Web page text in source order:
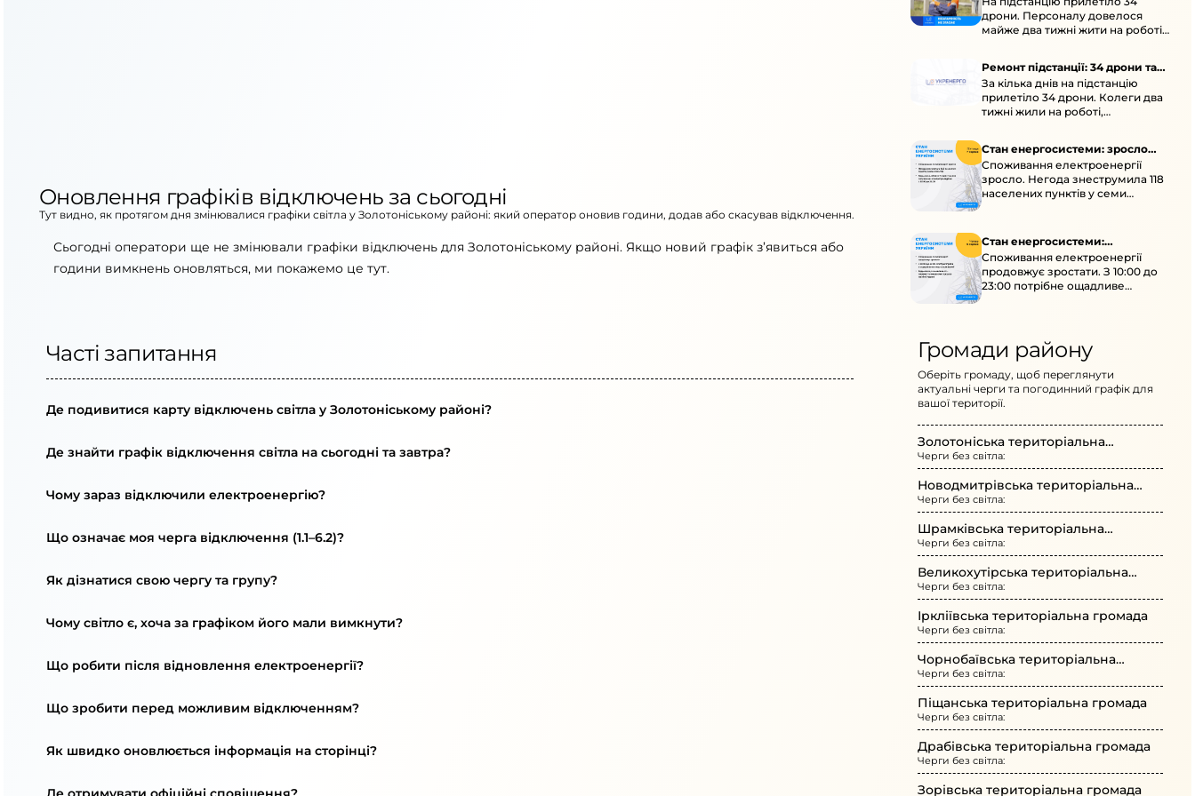
Оновлення графіків відключень за сьогодні
Тут видно, як протягом дня змінювалися графіки світла у Золотоніському районі: який оператор оновив години, додав або скасував відключення.
Сьогодні оператори ще не змінювали графіки відключень для Золотоніському районі. Якщо новий графік з’явиться або
години вимкнень оновляться, ми покажемо це тут.
Часті запитання
Де подивитися карту відключень світла у Золотоніському районі?
Де знайти графік відключення світла на сьогодні та завтра?
Чому зараз відключили електроенергію?
Що означає моя черга відключення (1.1–6.2)?
Як дізнатися свою чергу та групу?
Чому світло є, хоча за графіком його мали вимкнути?
Що робити після відновлення електроенергії?
Що зробити перед можливим відключенням?
Як швидко оновлюється інформація на сторінці?
підстанції
дрони. Персоналу довелося
майже два тижні жити на роботі
Ремонт підстанції: 34 дрони та
окупація
За кілька днів на підстанцію
прилетіло 34 дрони. Колеги два
тижні жили на роботі,
Стан енергосистеми: зросло
споживання через негоду
Споживання електроенергії
зросло. Негода знеструмила 118
населених пунктів у семи
областях. Обмежте
електроприладами 10:00–23:00.
Стан енергосистеми:
споживання зростає
Споживання електроенергії
продовжує зростати. З 10:00 до
23:00 потрібне ощадливе
енергоспоживання, а
Громади району
Оберіть громаду, щоб переглянути
актуальні черги та погодинний графік для
вашої території.
Золотоніська територіальна
громада
Черги без світла:
Новодмитрівська територіальна
громада
Черги без світла:
Шрамківська територіальна
громада
Черги без світла:
Великохутірська територіальна
громада
Черги без світла:
Іркліївська територіальна громада
Черги без світла:
Чорнобаївська територіальна
громада
Черги без світла:
Піщанська територіальна громада
Черги без світла:
Драбівська територіальна громада
Черги без світла:
Зорівська територіальна громада